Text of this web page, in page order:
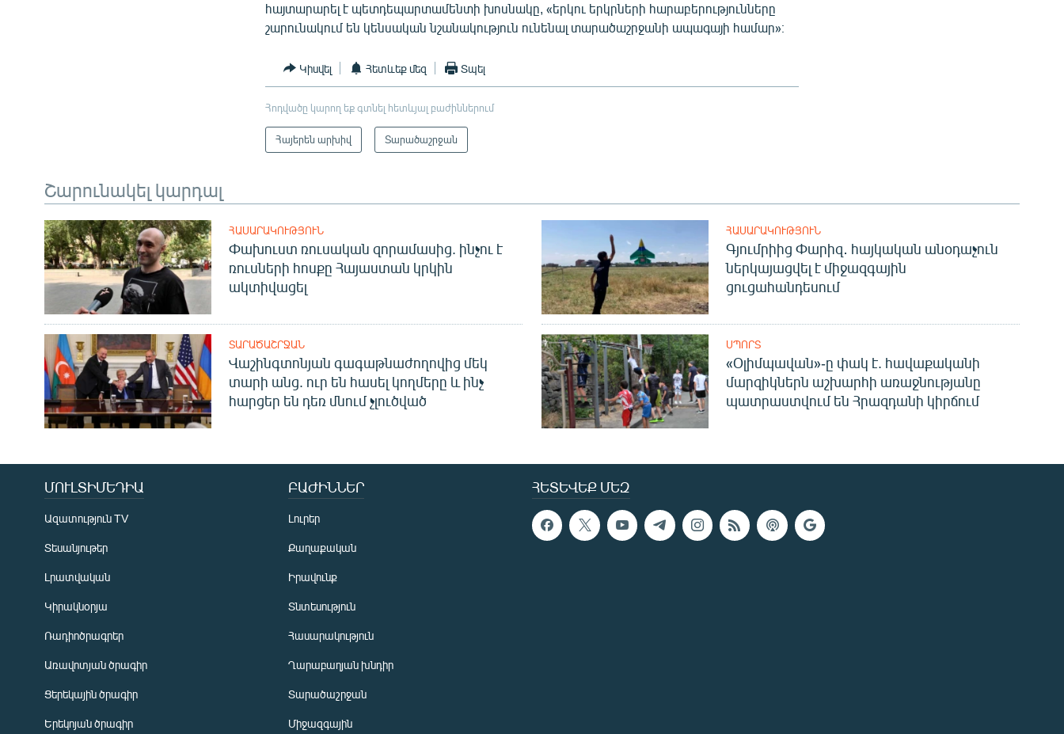
հայտարարել է պետդեպարտամենտի խոսնակը, «երկու երկրների հարաբերությունները
շարունակում են կենսական նշանակություն ունենալ տարածաշրջանի ապագայի համար»։
Կիսվել Հետևեք մեզ Տպել
Հոդվածը կարող եք գտնել հետևյալ բաժիններում
Հայերեն արխիվ Տարածաշրջան
Շարունակել կարդալ
ՀԱՍԱՐԱԿՈՒԹՅՈՒՆ
Փախուստ ռուսական զորամասից. ինչու է
ռուսների հոսքը Հայաստան կրկին
ակտիվացել
ՀԱՍԱՐԱԿՈՒԹՅՈՒՆ
Գյումրիից Փարիզ․ հայկական անօդաչուն
ներկայացվել է միջազգային
ցուցահանդեսում
ՏԱՐԱԾԱՇՐՋԱՆ
Վաշինգտոնյան գագաթնաժողովից մեկ
տարի անց. ուր են հասել կողմերը և ինչ
հարցեր են դեռ մնում չլուծված
ՍՊՈՐՏ
«Օլիմպավան»-ը փակ է. հավաքականի
մարզիկներն աշխարհի առաջնությանը
պատրաստվում են Հրազդանի կիրճում
ՀԵՏԵՎԵՔ ՄԵԶ
ՄՈՒԼՏԻՄԵԴԻԱ
Ազատություն TV
Տեսանյութեր
Լրատվական
Կիրակնօրյա
Ռադիոծրագրեր
Առավոտյան ծրագիր
Ցերեկային ծրագիր
Երեկոյան ծրագիր
ԲԱԺԻՆՆԵՐ
Լուրեր
Քաղաքական
Իրավունք
Տնտեսություն
Հասարակություն
Ղարաբաղյան խնդիր
Տարածաշրջան
Միջազգային